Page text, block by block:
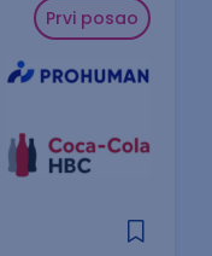
Prvi posao